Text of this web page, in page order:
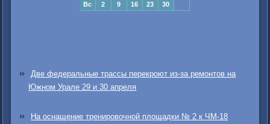
Вс
2 9 16 23 30
Две федеральные трассы перекроют из-за ремонтов на
Южном Урале 29 и 30 апреля
На оснащение тренировочной площадки № 2 к ЧМ-18